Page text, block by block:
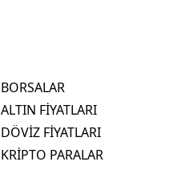
BORSALAR
ALTIN FİYATLARI
DÖVİZ FİYATLARI
KRİPTO PARALAR